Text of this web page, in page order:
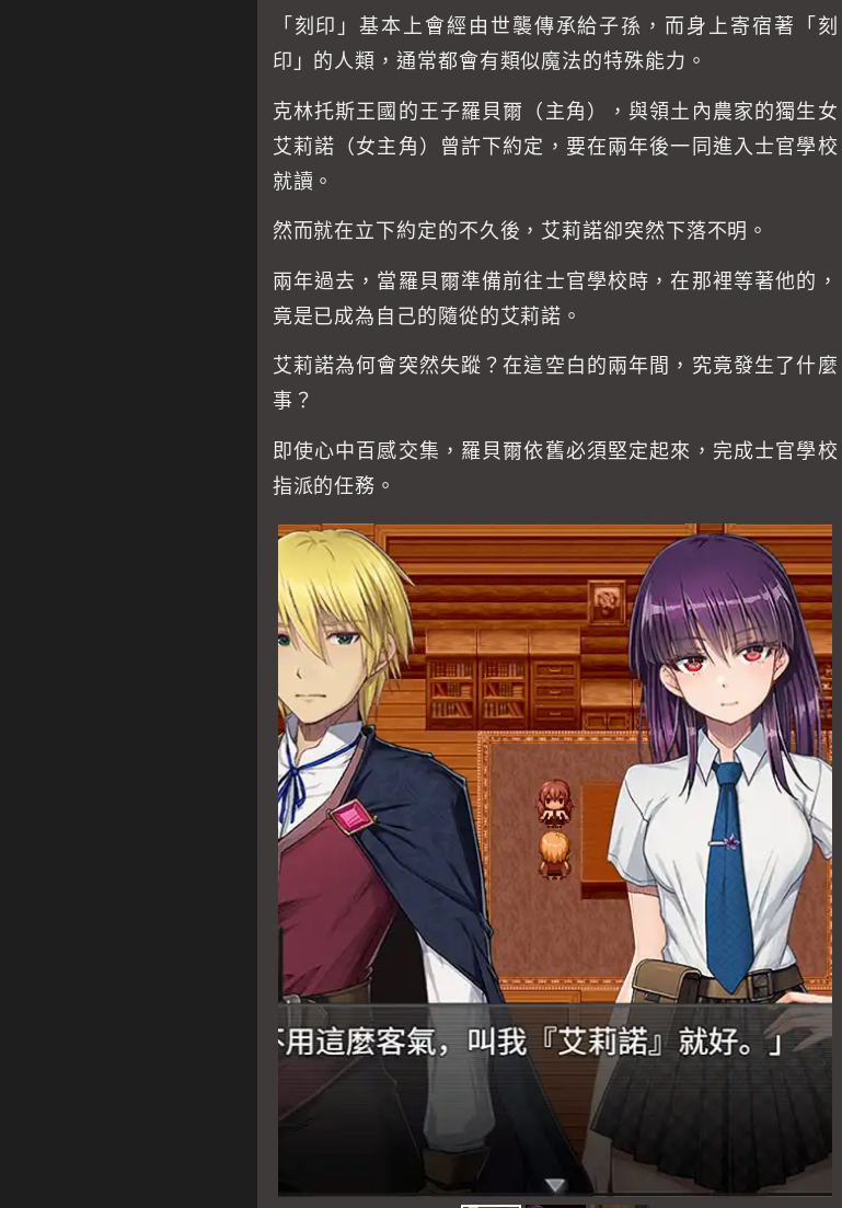
「刻印」基本上會經由世襲傳承給子孫，而身上寄宿著「刻
印」的人類，通常都會有類似魔法的特殊能力。
克林托斯王國的王子羅貝爾（主角），與領土內農家的獨生女
艾莉諾（女主角）曾許下約定，要在兩年後一同進入士官學校
就讀。
然而就在立下約定的不久後，艾莉諾卻突然下落不明。
兩年過去，當羅貝爾準備前往士官學校時，在那裡等著他的，
竟是已成為自己的隨從的艾莉諾。
艾莉諾為何會突然失蹤？在這空白的兩年間，究竟發生了什麼
事？
即使心中百感交集，羅貝爾依舊必須堅定起來，完成士官學校
指派的任務。